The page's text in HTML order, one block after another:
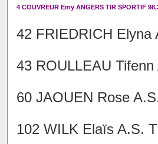
4 COUVREUR Emy ANGERS TIR SPORTIF
42 FRIEDRICH Elyna
43 ROULLEAU
60 JAOUEN Rose
102 WILK Elaïs A.S.